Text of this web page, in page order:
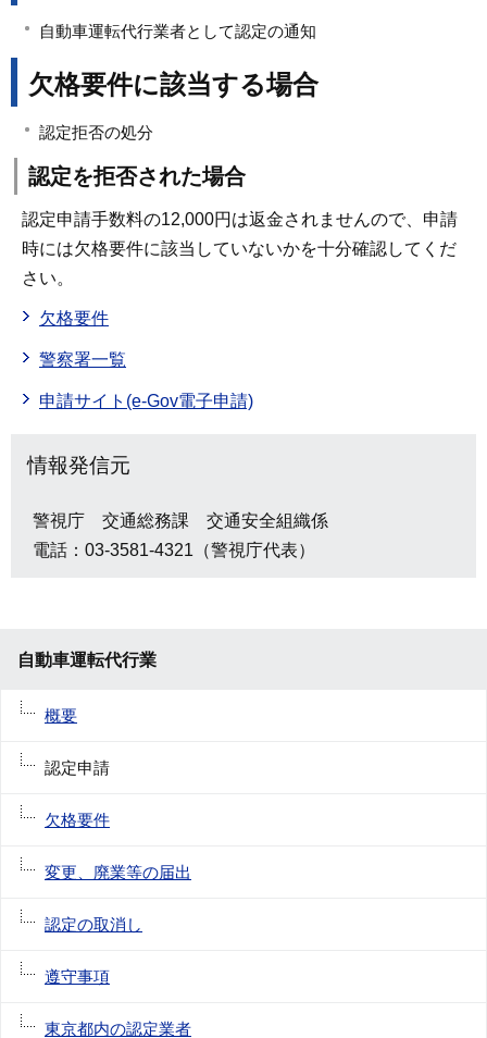
自動車運転代行業者として認定の通知
欠格要件に該当する場合
認定拒否の処分
認定を拒否された場合
認定申請手数料の12,000円は返金されませんので、申請
時には欠格要件に該当していないかを十分確認してくだ
さい。
欠格要件
警察署一覧
申請サイト(e-Gov電子申請)
情報発信元
警視庁 交通総務課 交通安全組織係
電話：03-3581-4321（警視庁代表）
自動車運転代行業
概要
認定申請
欠格要件
変更、廃業等の届出
認定の取消し
遵守事項
東京都内の認定業者